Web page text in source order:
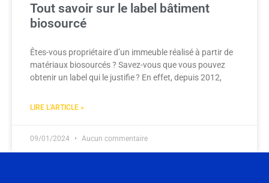
Tout savoir sur le label bâtiment
biosourcé
Êtes-vous propriétaire d’un immeuble réalisé à partir de
matériaux biosourcés ? Savez-vous que vous pouvez
obtenir un label qui le justifie ? En effet, depuis 2012,
LIRE L'ARTICLE »
09/01/2024 Aucun commentaire